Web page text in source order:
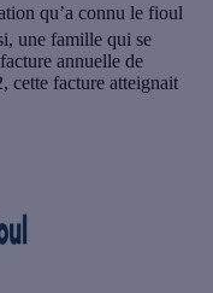
qu’a connu le fioul
une famille qui se
annuelle de
cette facture atteignait